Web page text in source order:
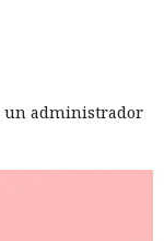
un administrador